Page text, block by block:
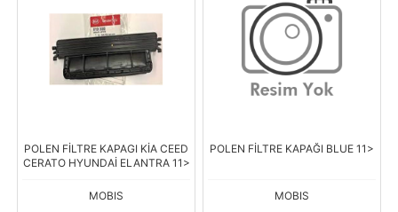
POLEN FİLTRE KAPAGI KİA CEED
CERATO HYUNDAİ ELANTRA 11>
MOBIS
POLEN FİLTRE KAPAĞI BLUE 11>
MOBIS